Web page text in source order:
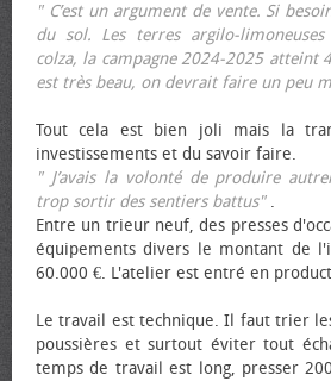
" C’est un argument de vente. Si
du sol. Les terres argilo-
colza, la campagne 2024-2025 atteint
est très beau, on devrait faire un peu
Tout cela est bien joli mais la
investissements et du savoir faire.
" J’avais la volonté de produire
trop sortir des sentiers battus".
Entre un trieur neuf, des presses
équipements divers le montant de
60.000 €. L'atelier est entré en
Le travail est technique. Il faut trier
poussières et surtout éviter tout
temps de travail est long, presser